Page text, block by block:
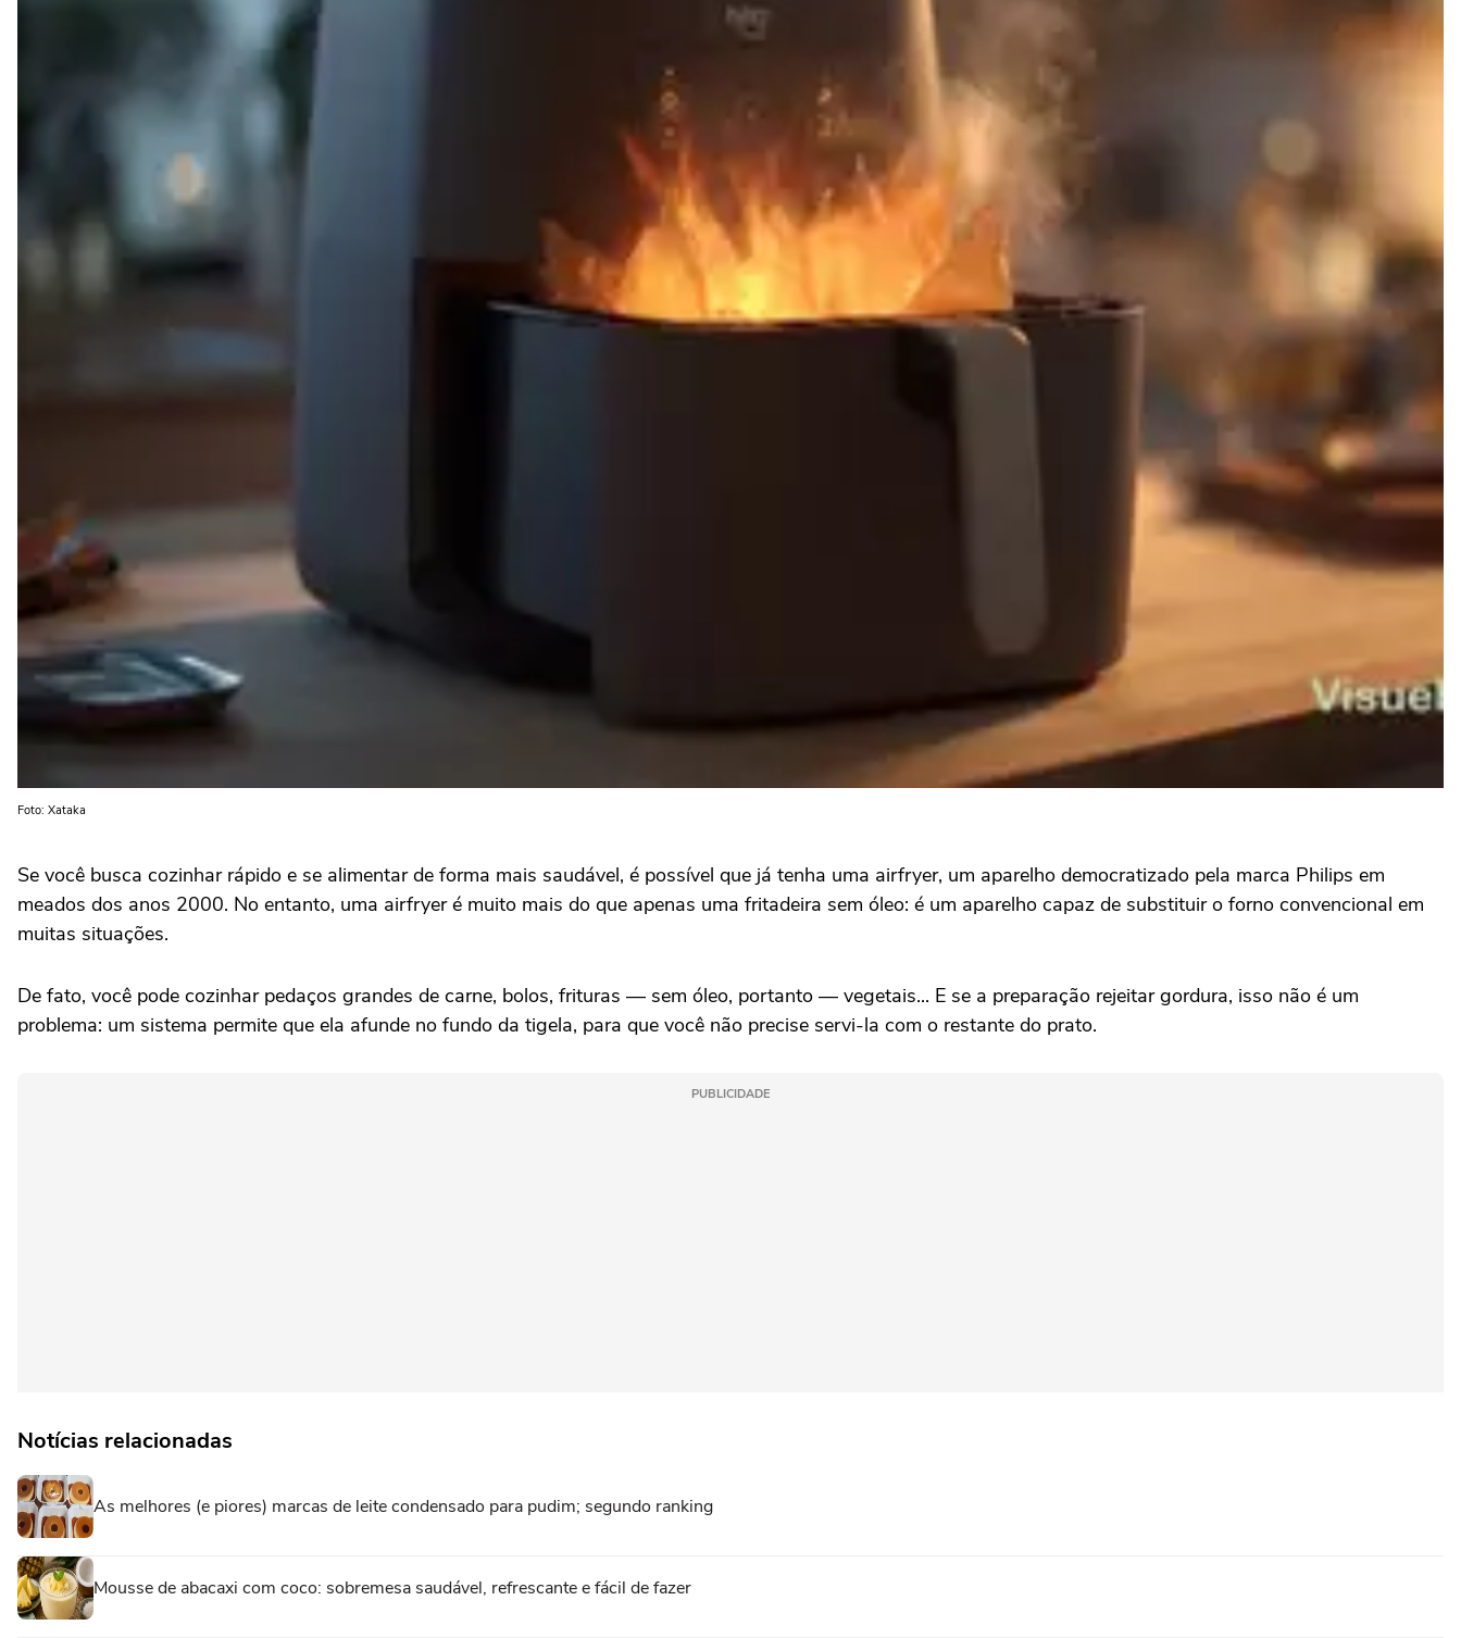
Foto: Xataka
Se você busca cozinhar rápido e se alimentar de forma mais saudável, é possível que já tenha uma airfryer, um aparelho democratizado pela marca Philips em
meados dos anos 2000. No entanto, uma airfryer é muito mais do que apenas uma fritadeira sem óleo: é um aparelho capaz de substituir o forno convencional em
muitas situações.
De fato, você pode cozinhar pedaços grandes de carne, bolos, frituras — sem óleo, portanto — vegetais... E se a preparação rejeitar gordura, isso não é um
problema: um sistema permite que ela afunde no fundo da tigela, para que você não precise servi-la com o restante do prato.
PUBLICIDADE
Notícias relacionadas
As melhores (e piores) marcas de leite condensado para pudim; segundo ranking
Mousse de abacaxi com coco: sobremesa saudável, refrescante e fácil de fazer